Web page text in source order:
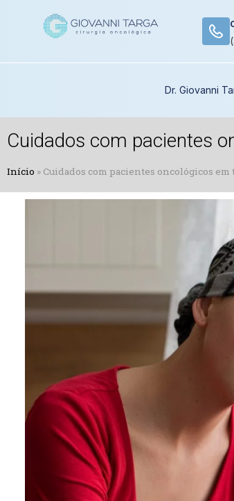
Dr. Giovanni
Cuidados com pacientes
Início » Cuidados com pacientes oncológicos